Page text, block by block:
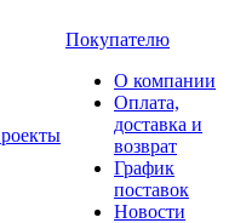
Покупателю
О компании
Оплата,
доставка и
возврат
График
поставок
Новости